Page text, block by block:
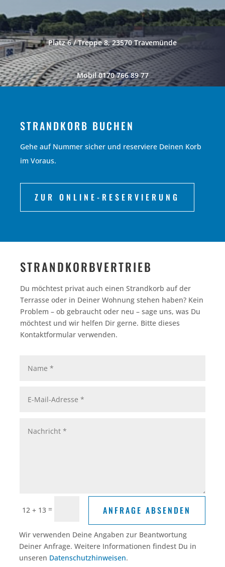
Platz 6 / Treppe 8, 23570 Travemünde
Mobil 0170 766 89 77
STRANDKORB BUCHEN
Gehe auf Nummer sicher und reserviere Deinen Korb
im Voraus.
ZUR ONLINE-RESERVIERUNG
STRANDKORBVERTRIEB
Du möchtest privat auch einen Strandkorb auf der
Terrasse oder in Deiner Wohnung stehen haben? Kein
Problem – ob gebraucht oder neu – sage uns, was Du
möchtest und wir helfen Dir gerne. Bitte dieses
Kontaktformular verwenden.
12 + 13 = ANFRAGE ABSENDEN
Alternative:
Wir verwenden Deine Angaben zur Beantwortung
Deiner Anfrage. Weitere Informationen findest Du in
unseren Datenschutzhinweisen.